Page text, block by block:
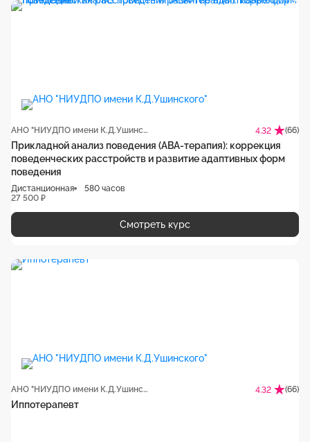
АНО "НИУДПО имени К.Д.Ушинского" 4.32 (66)
Прикладной анализ поведения (АВА-терапия): коррекция
поведенческих расстройств и развитие адаптивных форм
поведения
Дистанционная
580 часов
27 500 ₽
Смотреть курс
АНО "НИУДПО имени К.Д.Ушинского" 4.32 (66)
Иппотерапевт